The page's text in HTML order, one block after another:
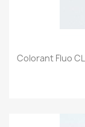
Colorant Fluo